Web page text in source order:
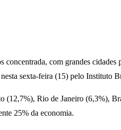
com grandes
sexta-feira (15) pelo Instituto
(12,7%), Rio de Janeiro
25% da economia.